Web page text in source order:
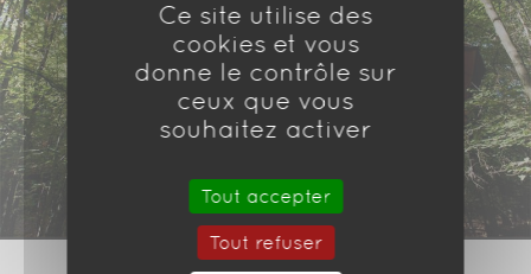
Ce site utilise des
cookies et vous
donne le contrôle sur
ceux que vous
souhaitez activer
Tout accepter
Tout refuser